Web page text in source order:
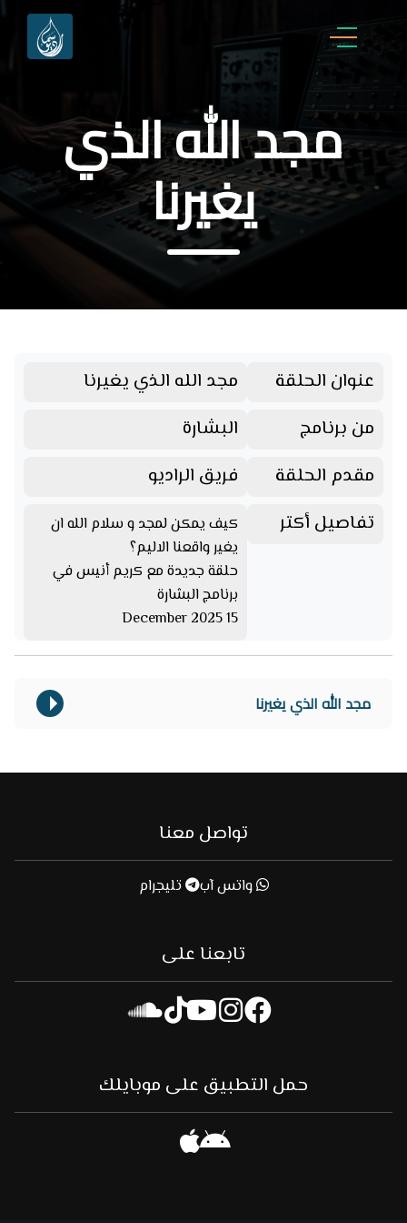
مجد الله الذي
يغيرنا
عنوان الحلقة
مجد الله الذي يغيرنا
من برنامج
البشارة
مقدم الحلقة
فريق الراديو
تفاصيل أكتر
كيف يمكن لمجد و سلام الله ان
يغير واقعنا الاليم؟
حلقة جديدة مع كريم أنيس في
برنامج البشارة
15 December 2025
مجد الله الذي يغيرنا
تواصل معنا
واتس آب تليجرام
تابعنا على
حمل التطبيق على موبايلك